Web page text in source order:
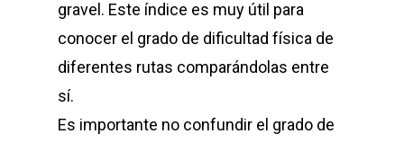
gravel. Este índice es muy útil para
conocer el grado de dificultad física de
diferentes rutas comparándolas entre
sí.
Es importante no confundir el grado de